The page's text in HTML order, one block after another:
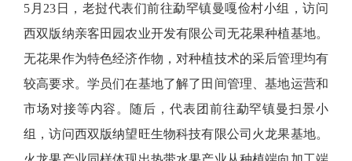
5月23日，老挝代表们前往勐罕镇曼嘎俭村小组，访问
西双版纳亲客田园农业开发有限公司无花果种植基地。
无花果作为特色经济作物，对种植技术的采后管理均有
较高要求。学员们在基地了解了田间管理、基地运营和
市场对接等内容。随后，代表团前往勐罕镇曼扫景小
组，访问西双版纳望旺生物科技有限公司火龙果基地。